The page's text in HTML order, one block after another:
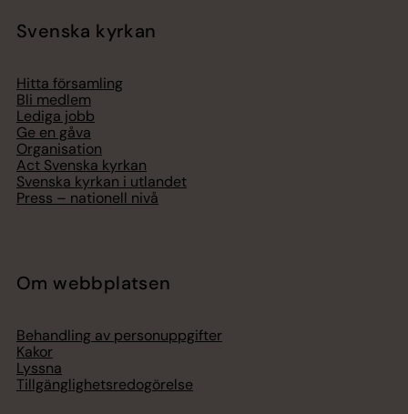
Svenska kyrkan
Hitta församling
Bli medlem
Lediga jobb
Ge en gåva
Organisation
Act Svenska kyrkan
Svenska kyrkan i utlandet
Press – nationell nivå
Om webbplatsen
Behandling av personuppgifter
Kakor
Lyssna
Tillgänglighetsredogörelse